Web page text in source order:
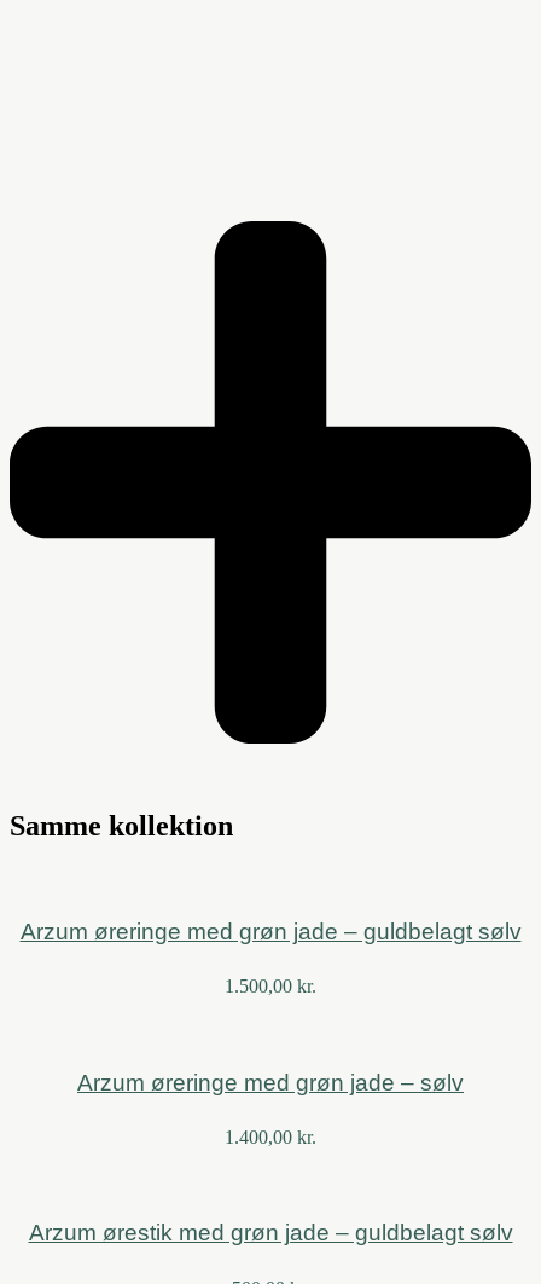
Samme kollektion
Arzum øreringe med grøn jade – guldbelagt sølv
1.500,00 kr.
Arzum øreringe med grøn jade – sølv
1.400,00 kr.
Arzum ørestik med grøn jade – guldbelagt sølv